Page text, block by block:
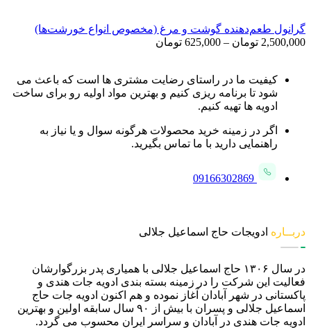
گرانول طعم‌دهنده گوشت و مرغ (مخصوص انواع خورشت‌ها)
2,500,000 تومان –
625,000 تومان
through
2,500,000 تومان
کیفیت ما در راستای رضایت مشتری ها است که باعث می
شود تا برنامه ریزی کنیم و بهترین مواد اولیه رو برای ساخت
ادویه ها تهیه کنیم.
اگر در زمینه خرید محصولات هرگونه سوال و یا نیاز به
راهنمایی دارید با ما تماس بگیرید.
09166302869
دربــاره ادویجات حاج اسماعیل جلالی
در سال ۱۳۰۶ حاج اسماعیل جلالی با همیاری پدر بزرگوارشان
فعالیت این شرکت را در زمینه بسته بندی ادویه جات هندی و
پاکستانی در شهر آبادان آغاز نموده و هم اکنون ادویه جات حاج
اسماعیل جلالی و پسران با بیش از ۹۰ سال سابقه اولین و بهترین
ادویه جات هندی در آبادان و سراسر ایران محسوب می گردد.